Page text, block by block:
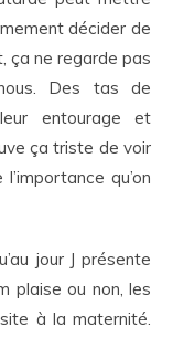
décider de
ça ne regarde pas
Des tas de
entourage et
ça triste de voir
qu’on
jour J présente
plaise ou non, les
à la maternité.